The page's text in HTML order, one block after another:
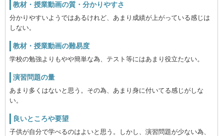
教材・授業動画の質・分かりやすさ
分かりやすいようではあるけれど、あまり成績が上がっている感じは
しない。
教材・授業動画の難易度
学校の勉強よりもやや簡単な為、テスト等にはあまり役立たない。
演習問題の量
あまり多くはないと思う。その為、あまり身に付いてる感じがしな
い。
良いところや要望
子供が自分で学べるのはよいと思う。しかし、演習問題が少ない為、